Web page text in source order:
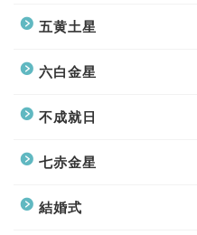
五黄土星
六白金星
不成就日
七赤金星
結婚式